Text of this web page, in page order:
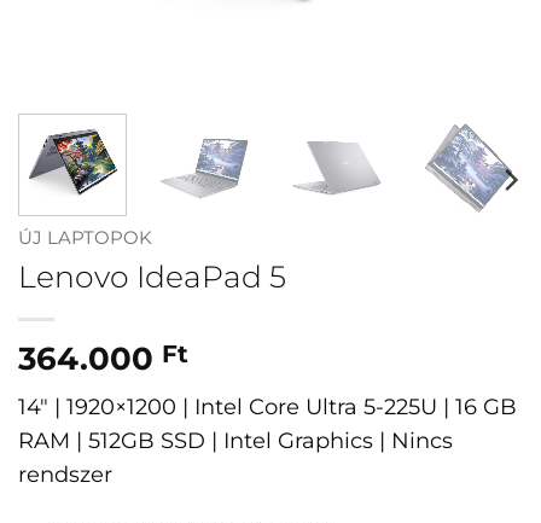
ÚJ LAPTOPOK
Lenovo IdeaPad 5
364.000 Ft
14″ | 1920×1200 | Intel Core Ultra 5-225U | 16 GB
RAM | 512GB SSD | Intel Graphics | Nincs
rendszer